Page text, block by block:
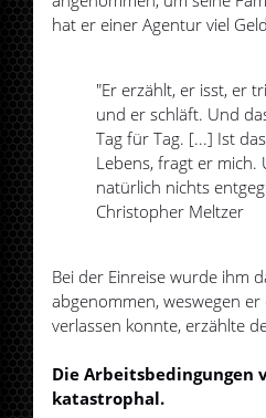
hat er einer Agentur viel
"Er erzählt, er isst, er
und er schläft. Und
Tag für Tag. [...] Ist
Lebens, fragt er mich.
natürlich nichts
Christopher Meltzer
Bei der Einreise wurde ihm
abgenommen, weswegen
verlassen konnte, erzählte
Die Arbeitsbedingungen
katastrophal.